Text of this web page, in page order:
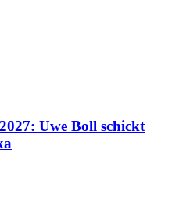
Uwe Boll schickt